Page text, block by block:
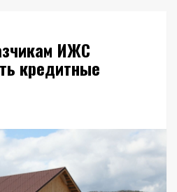
ИЖС
кредитные